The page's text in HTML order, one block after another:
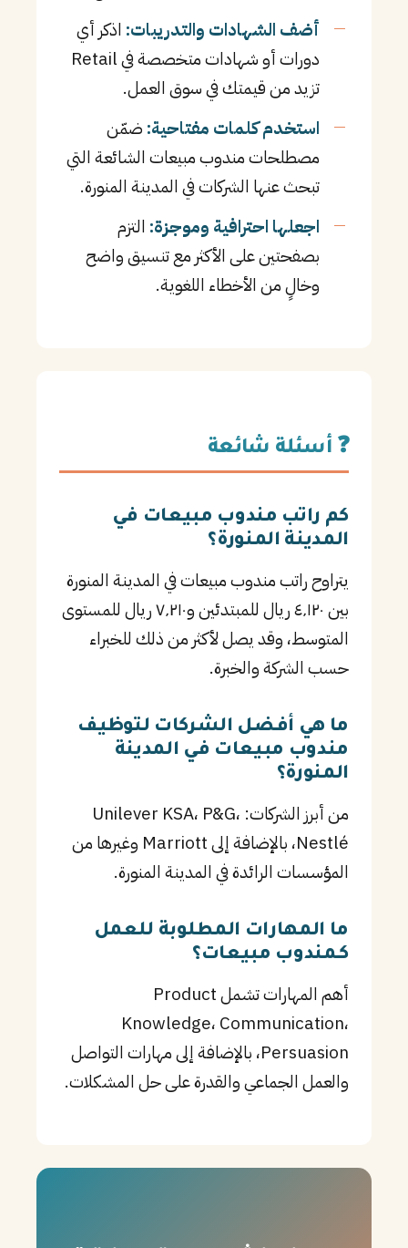
أضف الشهادات والتدريبات: اذكر أي
دورات أو شهادات متخصصة في Retail
تزيد من قيمتك في سوق العمل.
استخدم كلمات مفتاحية: ضمّن
مصطلحات مندوب مبيعات الشائعة التي
تبحث عنها الشركات في المدينة المنورة.
اجعلها احترافية وموجزة: التزم
بصفحتين على الأكثر مع تنسيق واضح
وخالٍ من الأخطاء اللغوية.
❓ أسئلة شائعة
كم راتب مندوب مبيعات في
المدينة المنورة؟
يتراوح راتب مندوب مبيعات في المدينة المنورة
بين ٤٬١٢٠ ريال للمبتدئين و٧٬٢١٠ ريال للمستوى
المتوسط، وقد يصل لأكثر من ذلك للخبراء
حسب الشركة والخبرة.
ما هي أفضل الشركات لتوظيف
مندوب مبيعات في المدينة
المنورة؟
من أبرز الشركات: Unilever KSA، P&G،
Nestlé، بالإضافة إلى Marriott وغيرها من
المؤسسات الرائدة في المدينة المنورة.
ما المهارات المطلوبة للعمل
كـمندوب مبيعات؟
أهم المهارات تشمل Product
Knowledge، Communication،
Persuasion، بالإضافة إلى مهارات التواصل
والعمل الجماعي والقدرة على حل المشكلات.